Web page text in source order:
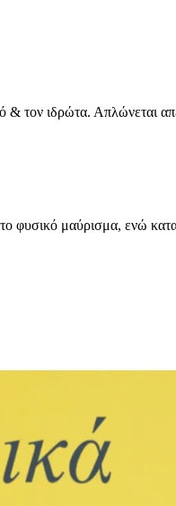
τον ιδρώτα. Απλώνεται
φυσικό μαύρισμα, ενώ